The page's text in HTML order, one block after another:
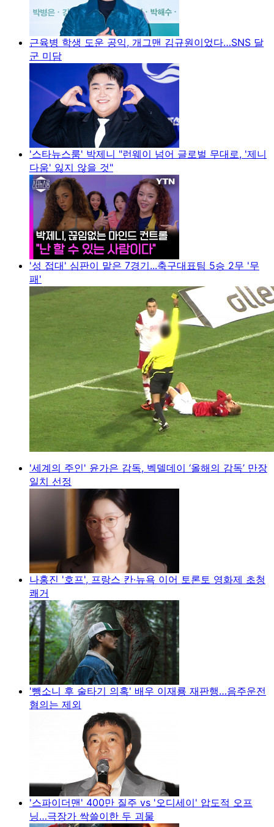
근육병 학생 도운 공익, 개그맨 김규원이었다…SNS 달
군 미담
'스타뉴스룸' 박제니 "런웨이 넘어 글로벌 무대로, '제니
다움' 잃지 않을 것"
'성 접대' 심판이 맡은 7경기...축구대표팀 5승 2무 '무
패'
'세계의 주인' 윤가은 감독, 벡델데이 ‘올해의 감독’ 만장
일치 선정
나홍진 '호프', 프랑스 칸·뉴욕 이어 토론토 영화제 초청
쾌거
'뺑소니 후 술타기 의혹' 배우 이재룡 재판행…음주운전
혐의는 제외
'스파이더맨' 400만 질주 vs '오디세이' 압도적 오프
닝…극장가 싹쓸이한 두 괴물